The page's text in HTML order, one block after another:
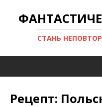
СТАНЬ
Рецепт: